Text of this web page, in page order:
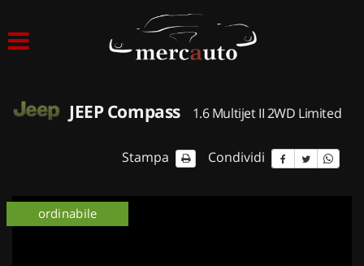
ACQUISTIAMO USATO
NOLEGGIO AUTO
JEEP Compass 1.6 Multijet II 2WD Limited
Stampa Condividi
ordinabile